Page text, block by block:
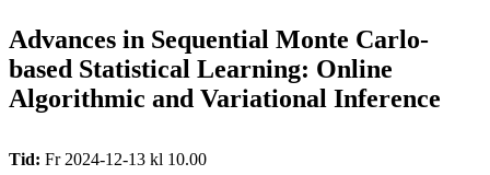
Advances in Sequential Monte Carlo-
based Statistical Learning: Online
Algorithmic and Variational Inference
Tid: Fr 2024-12-13 kl 10.00